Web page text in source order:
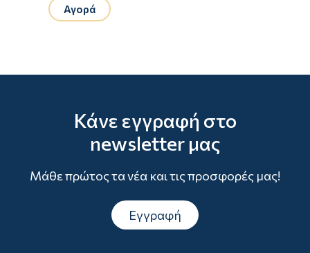
Αγορά
Κάνε εγγραφή στο
newsletter μας
Μάθε πρώτος τα νέα και τις προσφορές μας!
Εγγραφή